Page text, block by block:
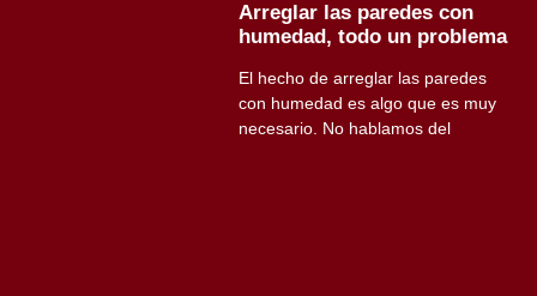
Arreglar las paredes con
humedad, todo un problema
El hecho de arreglar las paredes
con humedad es algo que es muy
necesario. No hablamos del